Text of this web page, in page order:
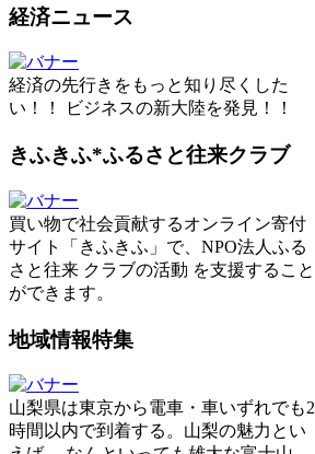
経済ニュース
経済の先行きをもっと知り尽くした
い！！ ビジネスの新大陸を発見！！
きふきふ*ふるさと往来クラブ
買い物で社会貢献するオンライン寄付
サイト「きふきふ」で、NPO法人ふる
さと往来 クラブの活動 を支援すること
ができます。
地域情報特集
山梨県は東京から電車・車いずれでも2
時間以内で到着する。山梨の魅力とい